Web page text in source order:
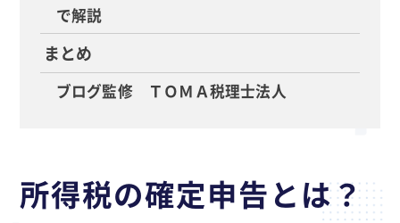
で解説
まとめ
ブログ監修 ＴＯＭＡ税理士法人
所得税の確定申告とは？